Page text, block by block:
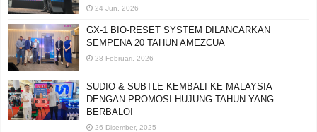
24 Jun, 2026
GX-1 BIO-RESET SYSTEM DILANCARKAN
SEMPENA 20 TAHUN AMEZCUA
28 Februari, 2026
SUDIO & SUBTLE KEMBALI KE MALAYSIA
DENGAN PROMOSI HUJUNG TAHUN YANG
BERBALOI
26 Disember, 2025